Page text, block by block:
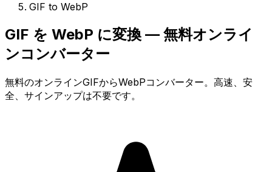
GIF to WebP
GIF を WebP に変換 — 無料オンライ
ンコンバーター
無料のオンラインGIFからWebPコンバーター。高速、安
全、サインアップは不要です。